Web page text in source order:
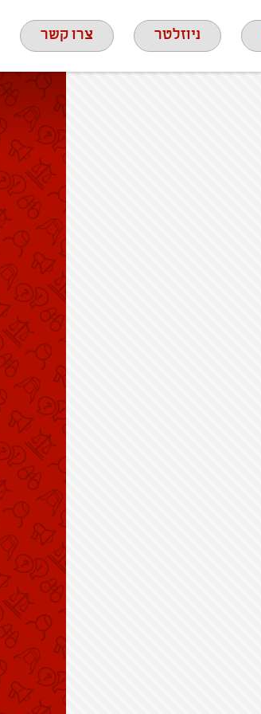
ניוזלטר צרו קשר